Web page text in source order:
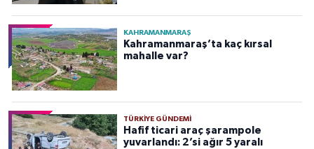
KAHRAMANMARAŞ
Kahramanmaraş’ta kaç kırsal
mahalle var?
TÜRKIYE GÜNDEMI
Hafif ticari araç şarampole
yuvarlandı: 2’si ağır 5 yaralı